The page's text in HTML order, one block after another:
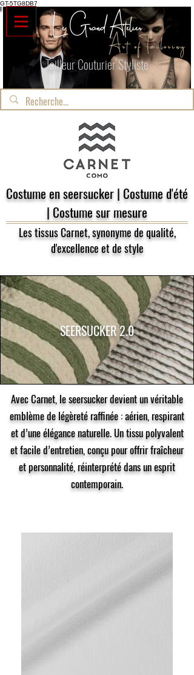
GT-5TG8DB7
Tailleur Couturier Styliste
Le Grand Atelier
Art of Tailoring
Costume en seersucker | Costume d'été
| Costume sur mesure
Les tissus Carnet, synonyme de qualité,
d'excellence et de style
SEERSUCKER 2.0
Avec Carnet, le seersucker devient un véritable
emblème de légèreté raffinée : aérien, respirant
et d’une élégance naturelle. Un tissu polyvalent
et facile d’entretien, conçu pour offrir fraîcheur
et personnalité, réinterprété dans un esprit
contemporain.